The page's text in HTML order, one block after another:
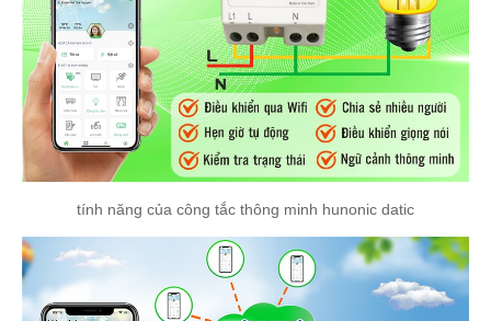
tính năng của công tắc thông minh hunonic datic